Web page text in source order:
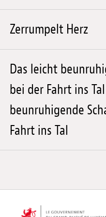
Zerrumpelt Herz
Das leicht
bei der Fahrt ins
beunruhigende
Fahrt ins Tal